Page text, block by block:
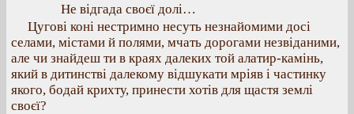
Не відгада своєї долі…
Цугові коні нестримно несуть незнайомими досі
селами, містами й полями, мчать дорогами незвіданими,
але чи знайдеш ти в краях далеких той алатир-камінь,
який в дитинстві далекому відшукати мріяв і частинку
якого, бодай крихту, принести хотів для щастя землі
своєї?